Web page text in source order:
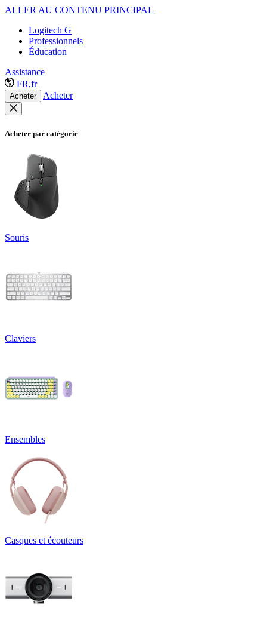
ALLER AU CONTENU PRINCIPAL
Logitech G
Professionnels
Éducation
Assistance
FR,fr
Acheter Acheter
Acheter par catégorie
Souris
Claviers
Ensembles
Casques et écouteurs